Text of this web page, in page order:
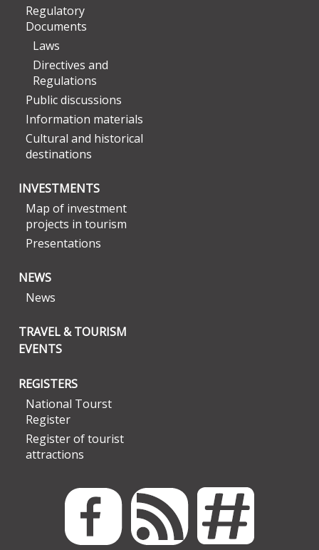
Regulatory
Documents
Laws
Directives and
Regulations
Public discussions
Information materials
Cultural and historical
destinations
INVESTMENTS
Map of investment
projects in tourism
Presentations
NEWS
News
TRAVEL & TOURISM
EVENTS
REGISTERS
National Tourst
Register
Register of tourist
attractions